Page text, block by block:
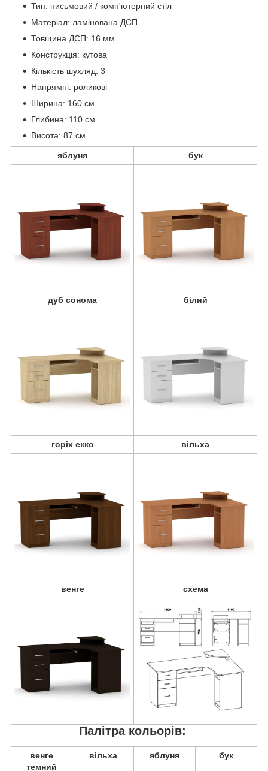
Тип: письмовий / комп'ютерний стіл
Матеріал: ламінована ДСП
Товщина ДСП: 16 мм
Конструкція: кутова
Кількість шухляд: 3
Напрямні: роликові
Ширина: 160 см
Глибина: 110 см
Висота: 87 см
яблуня бук
дуб сонома білий
горіх екко вільха
венге схема
Палітра кольорів:
венге
темний
вільха яблуня бук